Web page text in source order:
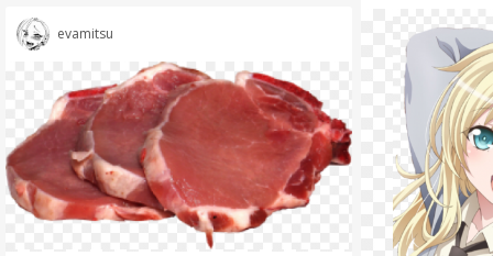
evamitsu